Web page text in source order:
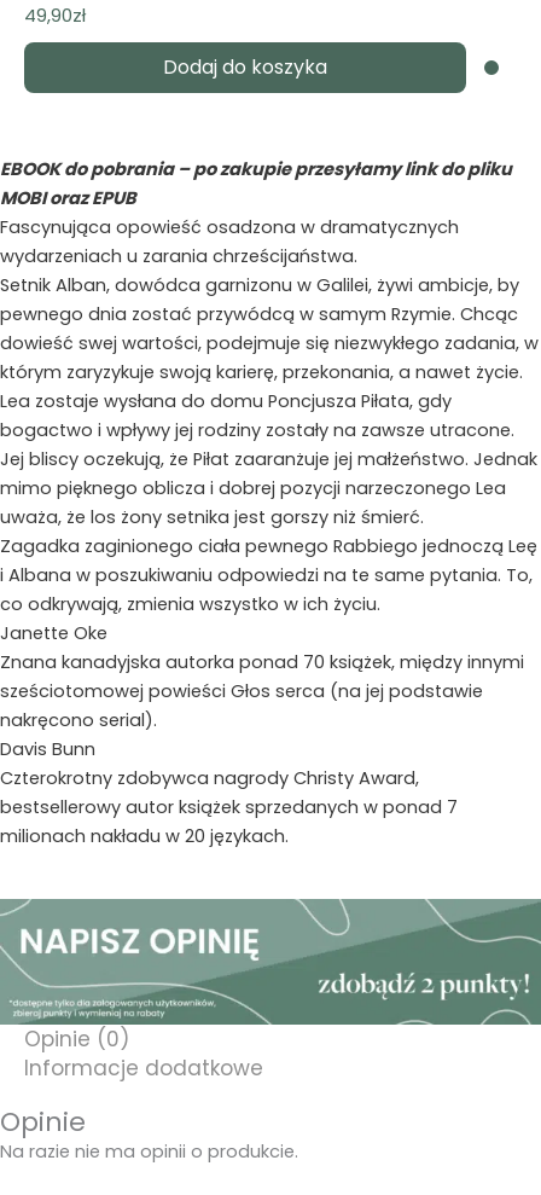
49,90zł
Dodaj do koszyka
EBOOK do pobrania – po zakupie przesyłamy link do pliku
MOBI oraz EPUB
Fascynująca opowieść osadzona w dramatycznych
wydarzeniach u zarania chrześcijaństwa.
Setnik Alban, dowódca garnizonu w Galilei, żywi ambicje, by
pewnego dnia zostać przywódcą w samym Rzymie. Chcąc
dowieść swej wartości, podejmuje się niezwykłego zadania, w
którym zaryzykuje swoją karierę, przekonania, a nawet życie.
Lea zostaje wysłana do domu Poncjusza Piłata, gdy
bogactwo i wpływy jej rodziny zostały na zawsze utracone.
Jej bliscy oczekują, że Piłat zaaranżuje jej małżeństwo. Jednak
mimo pięknego oblicza i dobrej pozycji narzeczonego Lea
uważa, że los żony setnika jest gorszy niż śmierć.
Zagadka zaginionego ciała pewnego Rabbiego jednoczą Leę
i Albana w poszukiwaniu odpowiedzi na te same pytania. To,
co odkrywają, zmienia wszystko w ich życiu.
Janette Oke
Znana kanadyjska autorka ponad 70 książek, między innymi
sześciotomowej powieści Głos serca (na jej podstawie
nakręcono serial).
Davis Bunn
Czterokrotny zdobywca nagrody Christy Award,
bestsellerowy autor książek sprzedanych w ponad 7
milionach nakładu w 20 językach.
Opinie (0)
Informacje dodatkowe
Opinie
Na razie nie ma opinii o produkcie.